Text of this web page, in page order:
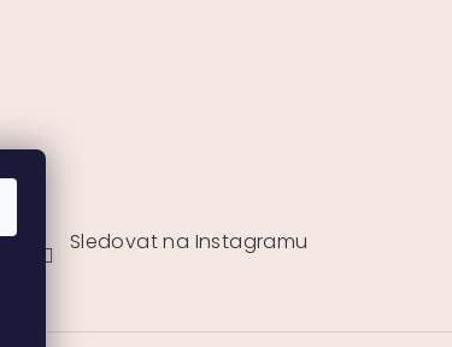
Sledovat na Instagramu